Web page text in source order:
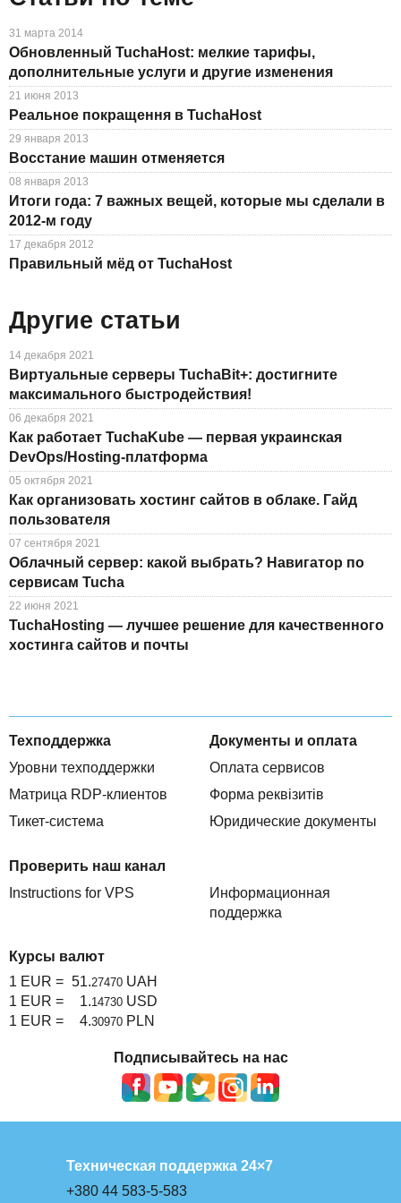
31 марта 2014
Обновленный TuchaHost: мелкие тарифы,
дополнительные услуги и другие изменения
21 июня 2013
Реальное покращення в TuchaHost
29 января 2013
Восстание машин отменяется
08 января 2013
Итоги года: 7 важных вещей, которые мы сделали в
2012-м году
17 декабря 2012
Правильный мёд от TuchaHost
Другие статьи
14 декабря 2021
Виртуальные серверы TuchaBit+: достигните
максимального быстродействия!
06 декабря 2021
Как работает TuchaKube — первая украинская
DevOps/Hosting-платформа
05 октября 2021
Как организовать хостинг сайтов в облаке. Гайд
пользователя
07 сентября 2021
Облачный сервер: какой выбрать? Навигатор по
сервисам Tucha
22 июня 2021
TuchaHosting — лучшее решение для качественного
хостинга сайтов и почты
Техподдержка
Уровни техподдержки
Матрица RDP-клиентов
Тикет-система
Документы и оплата
Оплата сервисов
Форма реквізитів
Юридические документы
Проверить наш канал
Instructions for VPS
Информационная
поддержка
Курсы валют
1 EUR = 51.27470 UAH
1 EUR =
1.14730 USD
1 EUR =
4.30970 PLN
Подписывайтесь на нас
Техническая поддержка 24×7
+380 44 583-5-583